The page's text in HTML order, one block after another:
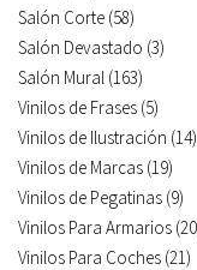
Salón Corte (58)
Salón Devastado (3)
Salón Mural (163)
Vinilos de Frases (5)
Vinilos de Ilustración (14)
Vinilos de Marcas (19)
Vinilos de Pegatinas (9)
Vinilos Para Armarios
Vinilos Para Coches (21)